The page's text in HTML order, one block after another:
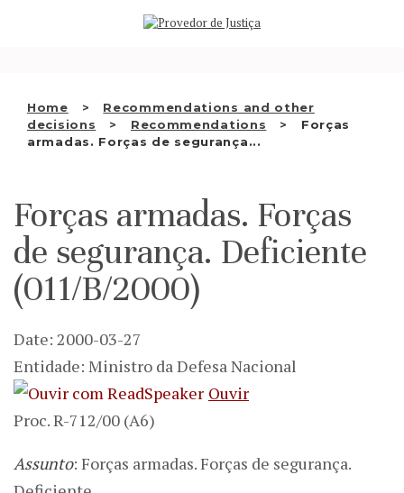
Home
Recommendations and other
decisions
Recommendations
Forças
armadas. Forças de segurança...
WHO WE ARE
INSTITUTION
EN
Forças armadas. Forças
de segurança. Deficiente
(011/B/2000)
Date: 2000-03-27
Entidade: Ministro da Defesa Nacional
Ouvir
Proc. R-712/00 (A6)
Assunto: Forças armadas. Forças de segurança.